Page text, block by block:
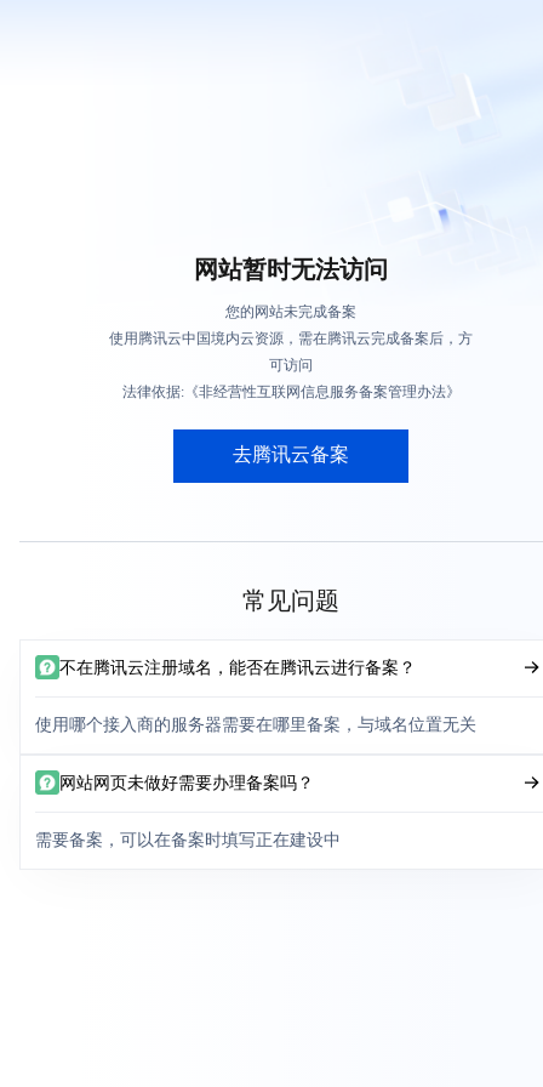
网站暂时无法访问
您的网站未完成备案
使用腾讯云中国境内云资源，需在腾讯云完成备案后，方
可访问
法律依据:《非经营性互联网信息服务备案管理办法》
去腾讯云备案
常见问题
不在腾讯云注册域名，能否在腾讯云进行备案？
使用哪个接入商的服务器需要在哪里备案，与域名位置无关
网站网页未做好需要办理备案吗？
需要备案，可以在备案时填写正在建设中